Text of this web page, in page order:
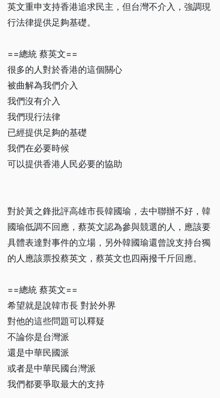
英文重申支持香港追求民主，但台灣不介入，強調現
行法律提供足夠基礎。
==總統 蔡英文==
很多的人對於香港的這個關心
被曲解為我們介入
我們沒有介入
我們現行法律
已經提供足夠的基礎
我們在必要時候
可以提供香港人民必要的協助
對於黃之鋒批評高雄市長韓國瑜，去中聯辦不好，韓
國瑜低調不回應，蔡英文認為參與競選的人，應該要
具體表達對事件的立場，另外韓國瑜還曾說支持台獨
的人應該票投蔡英文，蔡英文也四兩撥千斤回應。
==總統 蔡英文==
希望就是說韓市長 對於外界
對他的這些問題可以釋疑
不論你是台灣派
還是中華民國派
或者是中華民國台灣派
我們都要爭取最大的支持